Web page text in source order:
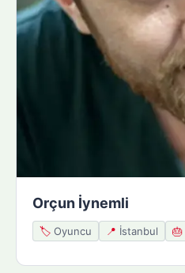
Orçun İynemli
🏷️ Oyuncu 📍 İstanbul 🎂